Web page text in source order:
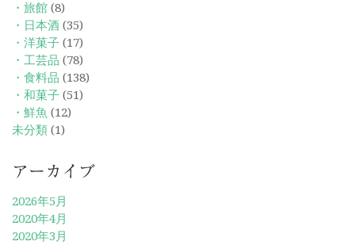
・旅館 (8)
・日本酒 (35)
・洋菓子 (17)
・工芸品 (78)
・食料品 (138)
・和菓子 (51)
・鮮魚 (12)
未分類 (1)
アーカイブ
2026年5月
2020年4月
2020年3月